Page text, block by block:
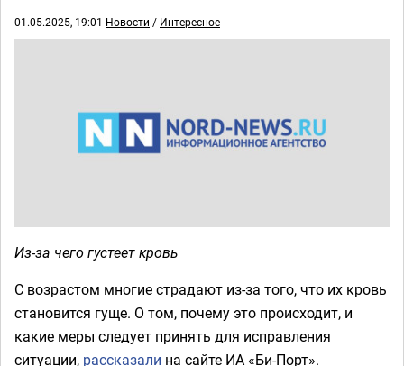
01.05.2025, 19:01 Новости / Интересное
Из-за чего густеет кровь
С возрастом многие страдают из-за того, что их кровь
становится гуще. О том, почему это происходит, и
какие меры следует принять для исправления
ситуации, рассказали на сайте ИА «Би-Порт».